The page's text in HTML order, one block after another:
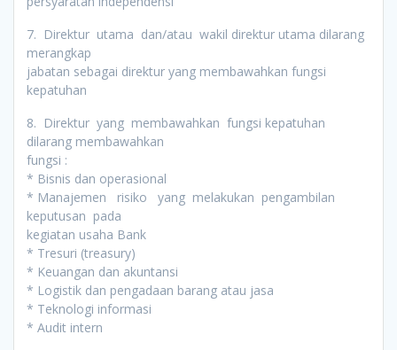
7. Direktur utama dan/atau wakil direktur utama dilarang
merangkap
jabatan sebagai direktur yang membawahkan fungsi
kepatuhan
8. Direktur yang membawahkan fungsi kepatuhan
dilarang membawahkan
fungsi :
* Bisnis dan operasional
* Manajemen risiko yang melakukan pengambilan
keputusan pada
kegiatan usaha Bank
* Tresuri (treasury)
* Keuangan dan akuntansi
* Logistik dan pengadaan barang atau jasa
* Teknologi informasi
* Audit intern